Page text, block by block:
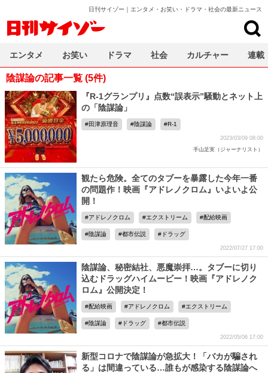
日刊サイゾー｜エンタメ・お笑い・ドラマ・社会の最新ニュース
陰謀論の記事一覧 (5件)
『R-1グランプリ』点数“誤表示”騒動とネット上
の「陰謀論」
田津原理音 陰謀論 R-1
2023/03/09 08:00
手山足実（ジャーナリスト）
観たら危険。全てのタブーを暴露した今年一番
の問題作！映画『アドレノクロム』いよいよ公
開！
アドレノクロム エクストリーム 配給映画
陰謀論 都市伝説 ドラッグ
2022/07/27 17:00
陰謀論、秘密結社、悪魔崇拝…。タブーに切り
込むドラッグハイムービー！映画『アドレノク
ロム』公開決定！
配給映画 アドレノクロム エクストリーム
陰謀論 ドラッグ 都市伝説
2022/05/06 17:00
新型コロナで陰謀論が急拡大！「バカが騙され
る」は間違っている…誰もが感染する陰謀論へ
エンタメ お笑い ドラマ 社会 カルチャー 連載